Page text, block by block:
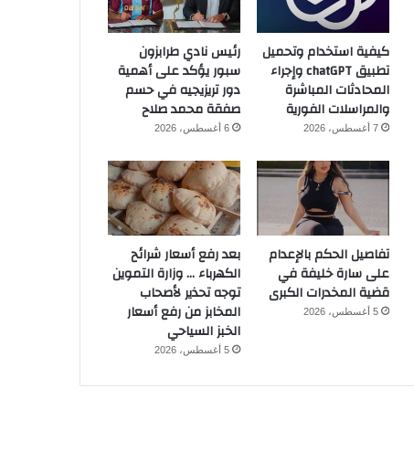
كيفية استخدام وتحميل
تطبيق chatGPT وإجراء
المحادثات المباشرة
والمراسلات الفورية
7 أغسطس، 2026
رئيس نادي طرابزون
سبور يؤكد على أهمية
دور تريزيجيه في حسم
صفقة محمد صلاح
6 أغسطس، 2026
تفاصيل الحكم بالإعدام
على سارة خليفة في
قضية المخدرات الكبرى
5 أغسطس، 2026
بعد رفع أسعار شرائح
الكهرباء … وزارة التموين
توجه تحذير لأصحاب
المخابز من رفع أسعار
الخبز السياحي
5 أغسطس، 2026